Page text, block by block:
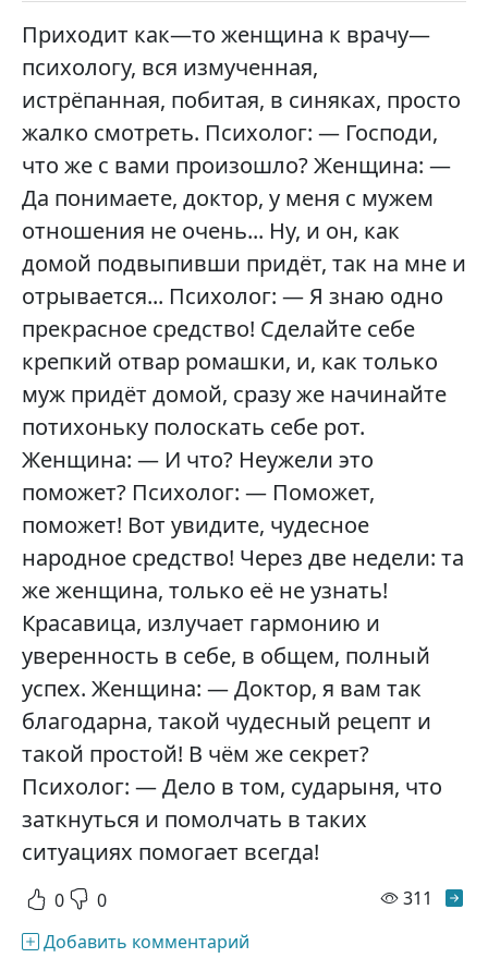
Приходит как—то женщина к врачу—
психологу, вся измученная,
истрёпанная, побитая, в синяках, просто
жалко смотреть. Психолог: — Господи,
что же с вами произошло? Женщина: —
Да понимаете, доктор, у меня с мужем
отношения не очень... Ну, и он, как
домой подвыпивши придёт, так на мне и
отрывается... Психолог: — Я знаю одно
прекрасное средство! Сделайте себе
крепкий отвар ромашки, и, как только
муж придёт домой, сразу же начинайте
потихоньку полоскать себе рот.
Женщина: — И что? Неужели это
поможет? Психолог: — Поможет,
поможет! Вот увидите, чудесное
народное средство! Через две недели: та
же женщина, только её не узнать!
Красавица, излучает гармонию и
уверенность в себе, в общем, полный
успех. Женщина: — Доктор, я вам так
благодарна, такой чудесный рецепт и
такой простой! В чём же секрет?
Психолог: — Дело в том, сударыня, что
заткнуться и помолчать в таких
ситуациях помогает всегда!
0 0 311
Добавить комментарий